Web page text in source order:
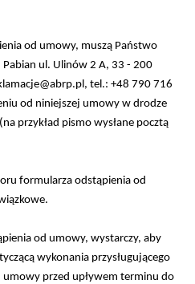
od umowy, muszą Państwo
ul. Ulinów 2 A, 33 - 200
tel.: +48 790 716
od niniejszej umowy w drodze
przykład pismo wysłane pocztą
formularza odstąpienia od
od umowy, wystarczy, aby
wykonania przysługującego
przed upływem terminu do